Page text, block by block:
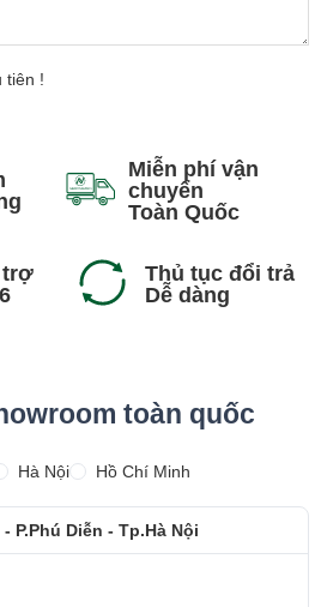
tiên !
Miễn phí vận
chuyển
Toàn Quốc
trợ
Thủ tục đổi trả
Dễ dàng
toàn quốc
Hà Nội Hồ Chí Minh
P.Phú Diễn - Tp.Hà Nội